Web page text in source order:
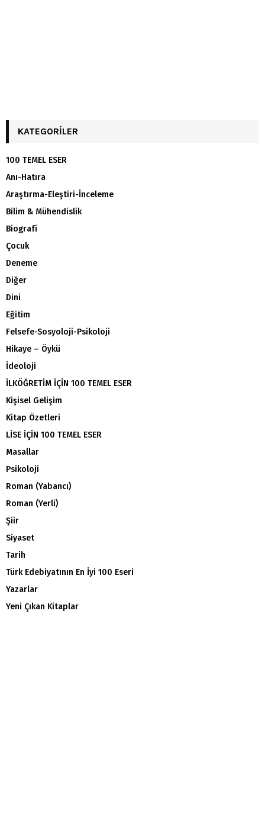
KATEGORILER
100 TEMEL ESER
Anı-Hatıra
Araştırma-Eleştiri-İnceleme
Bilim & Mühendislik
Biografi
Çocuk
Deneme
Diğer
Dini
Eğitim
Felsefe-Sosyoloji-Psikoloji
Hikaye – Öykü
İdeoloji
İLKÖĞRETİM İÇİN 100 TEMEL ESER
Kişisel Gelişim
Kitap Özetleri
LİSE İÇİN 100 TEMEL ESER
Masallar
Psikoloji
Roman (Yabancı)
Roman (Yerli)
Şiir
Siyaset
Tarih
Türk Edebiyatının En İyi 100 Eseri
Yazarlar
Yeni Çıkan Kitaplar